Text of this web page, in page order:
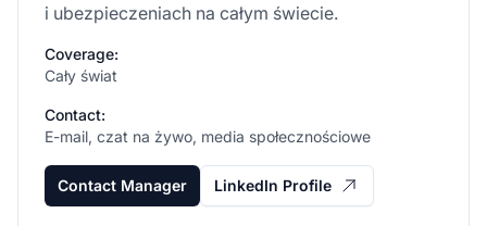
i ubezpieczeniach na całym świecie.
Coverage:
Cały świat
Contact:
E-mail, czat na żywo, media społecznościowe
Contact Manager LinkedIn Profile